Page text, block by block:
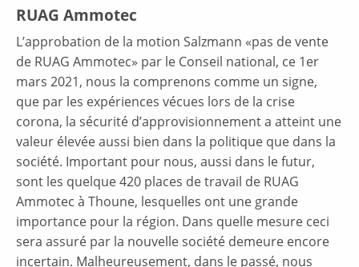
RUAG Ammotec
L’approbation de la motion Salzmann «pas de vente
de RUAG Ammotec» par le Conseil national, ce 1er
mars 2021, nous la comprenons comme un signe,
que par les expériences vécues lors de la crise
corona, la sécurité d’approvisionnement a atteint une
valeur élevée aussi bien dans la politique que dans la
société. Important pour nous, aussi dans le futur,
sont les quelque 420 places de travail de RUAG
Ammotec à Thoune, lesquelles ont une grande
importance pour la région. Dans quelle mesure ceci
sera assuré par la nouvelle société demeure encore
incertain. Malheureusement, dans le passé, nous